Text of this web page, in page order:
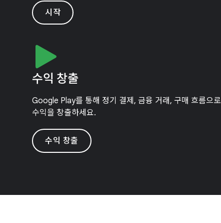
시작
수익 창출
Google Play를 통해 정기 결제, 금융 거래, 구매 흐름으로
수익을 창출하세요.
수익 창출